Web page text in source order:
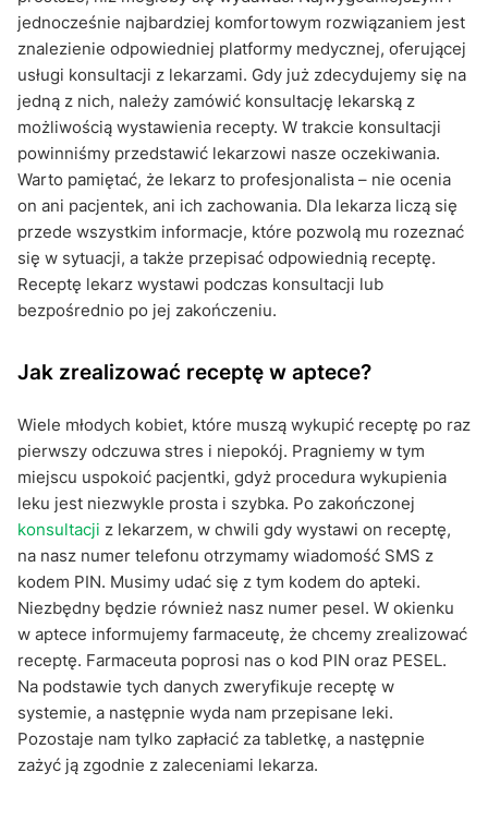
jednocześnie najbardziej komfortowym rozwiązaniem jest
znalezienie odpowiedniej platformy medycznej, oferującej
usługi konsultacji z lekarzami. Gdy już zdecydujemy się na
jedną z nich, należy zamówić konsultację lekarską z
możliwością wystawienia recepty. W trakcie konsultacji
powinniśmy przedstawić lekarzowi nasze oczekiwania.
Warto pamiętać, że lekarz to profesjonalista – nie ocenia
on ani pacjentek, ani ich zachowania. Dla lekarza liczą się
przede wszystkim informacje, które pozwolą mu rozeznać
się w sytuacji, a także przepisać odpowiednią receptę.
Receptę lekarz wystawi podczas konsultacji lub
bezpośrednio po jej zakończeniu.
Jak zrealizować receptę w aptece?
Wiele młodych kobiet, które muszą wykupić receptę po raz
pierwszy odczuwa stres i niepokój. Pragniemy w tym
miejscu uspokoić pacjentki, gdyż procedura wykupienia
leku jest niezwykle prosta i szybka. Po zakończonej
konsultacji z lekarzem, w chwili gdy wystawi on receptę,
na nasz numer telefonu otrzymamy wiadomość SMS z
kodem PIN. Musimy udać się z tym kodem do apteki.
Niezbędny będzie również nasz numer pesel. W okienku
w aptece informujemy farmaceutę, że chcemy zrealizować
receptę. Farmaceuta poprosi nas o kod PIN oraz PESEL.
Na podstawie tych danych zweryfikuje receptę w
systemie, a następnie wyda nam przepisane leki.
Pozostaje nam tylko zapłacić za tabletkę, a następnie
zażyć ją zgodnie z zaleceniami lekarza.